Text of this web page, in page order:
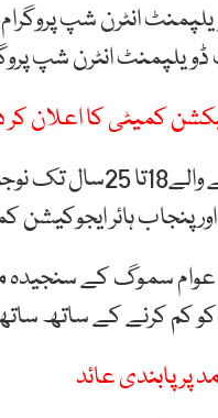
انٹرن شپ پروگرام
میں 20 جولائی 2024 تک رجسٹریشن
کمیٹی کا اعلان کر
انٹرن شپ مکمل
اور پنجاب ہائر
عوام سموگ کے
کم کرنے کے ساتھ
پر پابندی عائد